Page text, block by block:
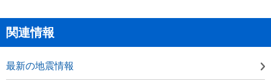
関連情報
最新の地震情報